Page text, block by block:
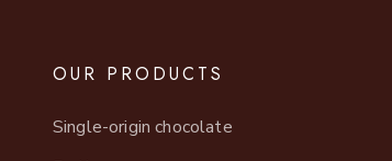
OUR PRODUCTS
Single-origin chocolate